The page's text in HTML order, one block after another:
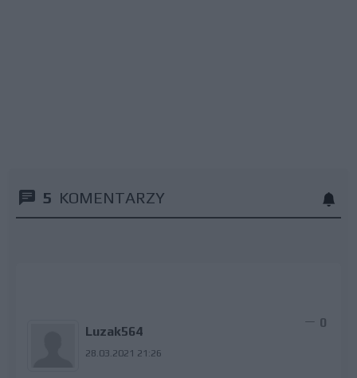
5 KOMENTARZY
Luzak564
28.03.2021 21:26
0